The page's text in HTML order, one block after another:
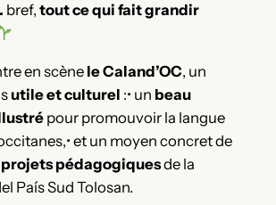
bref, tout ce qui fait grandir
en scène le Caland’OC, un
utile et culturel :• un beau
pour promouvoir la langue
et un moyen concret de
pédagogiquesde la
País Sud Tolosan.